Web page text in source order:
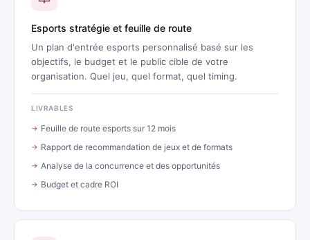
Esports stratégie et feuille de route
Un plan d'entrée esports personnalisé basé sur les
objectifs, le budget et le public cible de votre
organisation. Quel jeu, quel format, quel timing.
LIVRABLES
Feuille de route esports sur 12 mois
Rapport de recommandation de jeux et de formats
Analyse de la concurrence et des opportunités
Budget et cadre ROI